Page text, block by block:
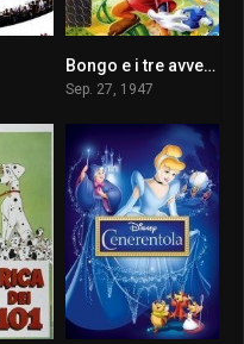
6.7Bongo e i tre avventurieri
Sep. 27, 1947